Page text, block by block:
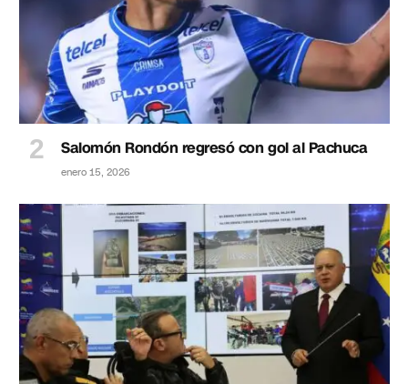
Salomón Rondón regresó con gol al Pachuca
enero 15, 2026